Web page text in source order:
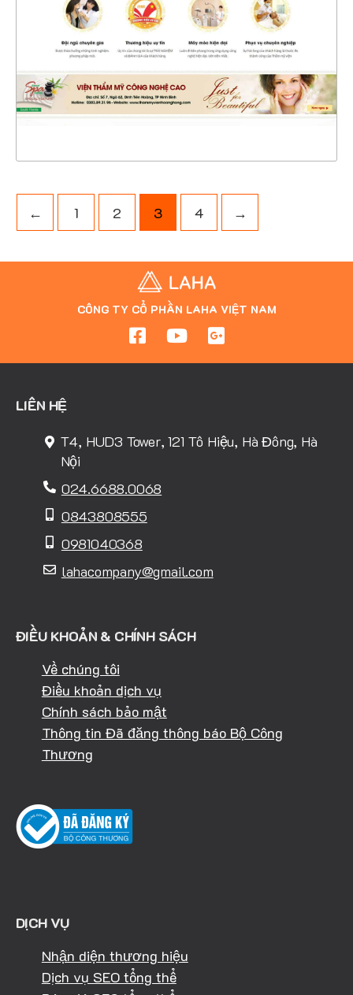
XEM THỰC TẾ
← 1 2 3 4 →
CÔNG TY CỔ PHẦN LAHA VIỆT NAM
LIÊN HỆ
T4, HUD3 Tower, 121 Tô Hiệu, Hà Đông, Hà
Nội
024.6688.0068
0843808555
0981040368
lahacompany@gmail.com
ĐIỀU KHOẢN & CHÍNH SÁCH
Về chúng tôi
Điều khoản dịch vụ
Chính sách bảo mật
Thông tin Đã đăng thông báo Bộ Công
Thương
DỊCH VỤ
Nhận diện thương hiệu
Dịch vụ SEO tổng thể